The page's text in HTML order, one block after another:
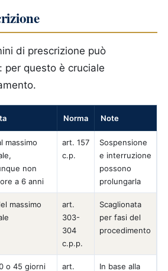
di prescrizione può
per questo è cruciale
Norma Note
massimo
non
a 6 anni
art. 157
c.p.
Sospensione
e interruzione
possono
prolungarla
massimo
art.
303-
304
c.p.p.
Scaglionata
per fasi del
procedimento
o 45 giorni
art.
In base alla